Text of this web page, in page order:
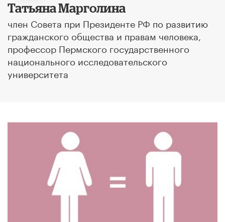
Татьяна Марголина
член Совета при Президенте РФ по развитию
гражданского общества и правам человека,
профессор Пермского государственного
национального исследовательского
университета